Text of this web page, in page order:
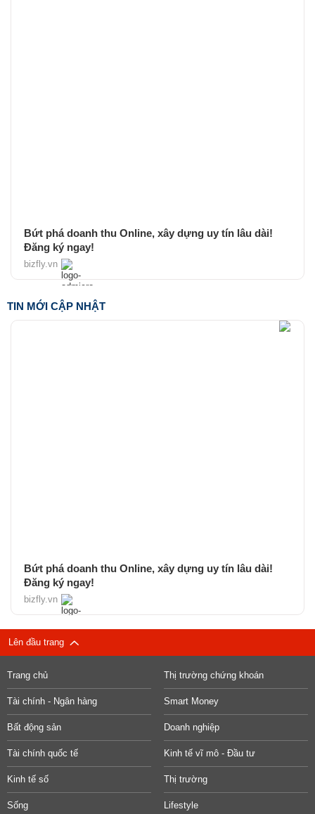
Bứt phá doanh thu Online, xây dựng uy tín lâu dài!
Đăng ký ngay!
bizfly.vn
TIN MỚI CẬP NHẬT
Bứt phá doanh thu Online, xây dựng uy tín lâu dài!
Đăng ký ngay!
bizfly.vn
Lên đầu trang
Trang chủ Thị trường chứng khoán
Tài chính - Ngân hàng Smart Money
Bất động sản Doanh nghiệp
Tài chính quốc tế Kinh tế vĩ mô - Đầu tư
Kinh tế số Thị trường
Sống Lifestyle